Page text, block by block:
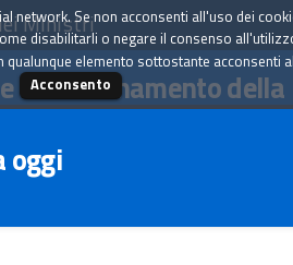
Ministri
il coordinamento della
oggi
Se non acconsenti all'uso dei
disabilitarli o negare il consenso
qualunque elemento sottostante acconsenti
Acconsento